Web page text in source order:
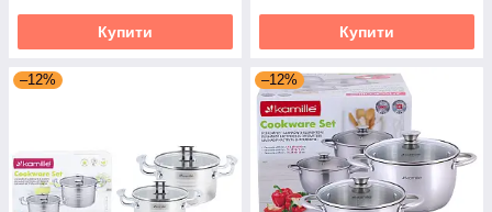
Купити Купити
–12% –12%